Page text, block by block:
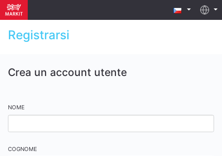
Registrarsi
Crea un account utente
NOME
COGNOME